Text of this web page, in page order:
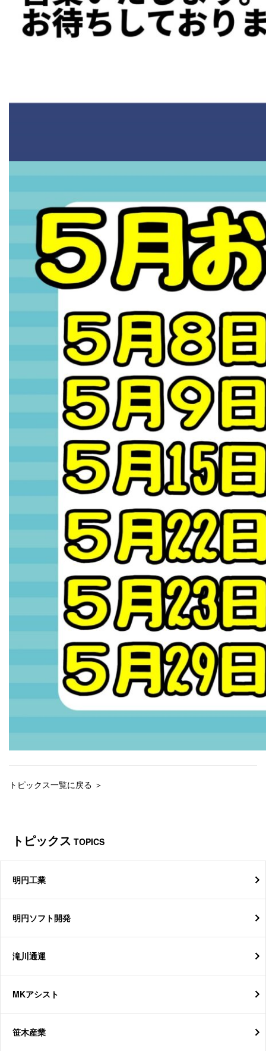
トピックス一覧に戻る ＞
トピックス TOPICS
明円工業
明円ソフト開発
滝川通運
MKアシスト
笹木産業